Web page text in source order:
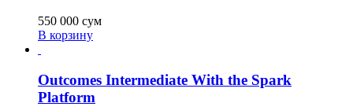
550 000 сум
В корзину
Outcomes Intermediate With the Spark
Platform